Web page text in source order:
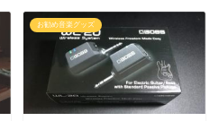
お勧め音楽グッズ